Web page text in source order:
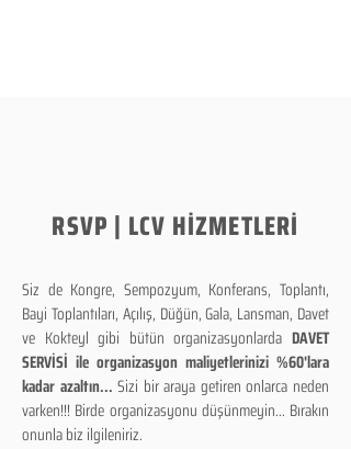
RSVP | LCV HİZMETLERİ
Siz de Kongre, Sempozyum, Konferans, Toplantı,
Bayi Toplantıları, Açılış, Düğün, Gala, Lansman, Davet
ve Kokteyl gibi bütün organizasyonlarda DAVET
SERVİSİ ile organizasyon maliyetlerinizi %60'lara
kadar azaltın...Sizi bir araya getiren onlarca neden
varken!!! Birde organizasyonu düşünmeyin... Bırakın
onunla biz ilgileniriz.